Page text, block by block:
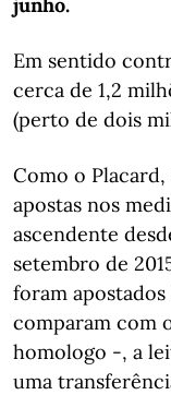
Em sentido
cerca de 1,2
(perto de dois
Como o
apostas nos
ascendente
setembro de
foram
comparam com
homologo -, a
uma